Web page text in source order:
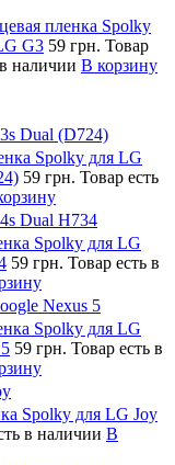
пленка Spolky
G3 59 грн. Товар
наличии В корзину
Dual (D724)
Spolky для LG
59 грн. Товар есть
Dual H734
Spolky для LG
59 грн. Товар есть в
Nexus 5
Spolky для LG
59 грн. Товар есть в
Spolky для LG Joy
в наличии В